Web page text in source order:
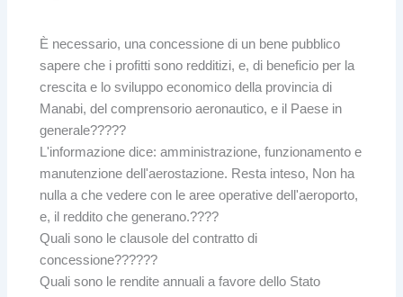
È necessario, una concessione di un bene pubblico
sapere che i profitti sono redditizi, e, di beneficio per la
crescita e lo sviluppo economico della provincia di
Manabi, del comprensorio aeronautico, e il Paese in
generale?????
L'informazione dice: amministrazione, funzionamento e
manutenzione dell'aerostazione. Resta inteso, Non ha
nulla a che vedere con le aree operative dell'aeroporto,
e, il reddito che generano.????
Quali sono le clausole del contratto di
concessione??????
Quali sono le rendite annuali a favore dello Stato